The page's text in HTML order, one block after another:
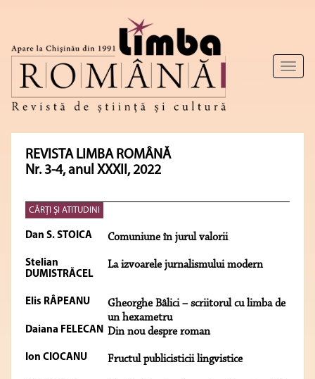
Toggle
REVISTA LIMBA ROMÂNĂ
Nr. 3-4, anul XXXII, 2022
CĂRŢI ŞI ATITUDINI
Dan S. STOICA Comuniune în jurul valorii
Stelian
DUMISTRĂCEL
La izvoarele jurnalismului modern
Elis RÂPEANU
Gheorghe Bâlici – scriitorul cu limba de
un hexametru
Daiana FELECAN Din nou despre roman
Ion CIOCANU Fructul publicisticii lingvistice